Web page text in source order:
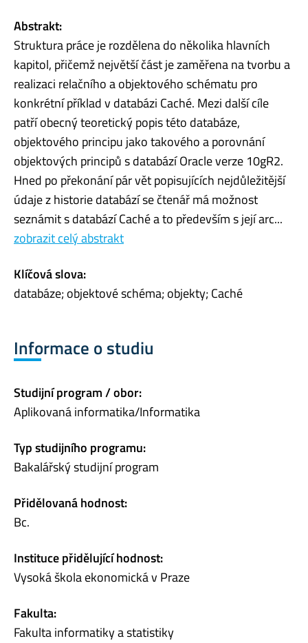
Abstrakt:
Struktura práce je rozdělena do několika hlavních
kapitol, přičemž největší část je zaměřena na tvorbu a
realizaci relačního a objektového schématu pro
konkrétní příklad v databázi Caché. Mezi další cíle
patří obecný teoretický popis této databáze,
objektového principu jako takového a porovnání
objektových principů s databází Oracle verze 10gR2.
Hned po překonání pár vět popisujících nejdůležitější
údaje z historie databází se čtenář má možnost
seznámit s databází Caché a to především s její arc...
zobrazit celý abstrakt
Klíčová slova:
databáze; objektové schéma; objekty; Caché
Informace o studiu
Studijní program / obor:
Aplikovaná informatika/Informatika
Typ studijního programu:
Bakalářský studijní program
Přidělovaná hodnost:
Bc.
Instituce přidělující hodnost:
Vysoká škola ekonomická v Praze
Fakulta:
Fakulta informatiky a statistiky